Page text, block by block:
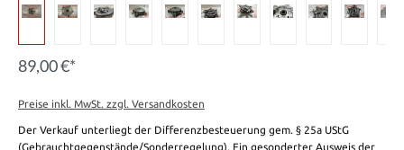
89,00 €*
Preise inkl. MwSt. zzgl. Versandkosten
Der Verkauf unterliegt der Differenzbesteuerung gem. § 25a UStG
(Gebrauchtgegenstände/Sonderregelung). Ein gesonderter Ausweis der